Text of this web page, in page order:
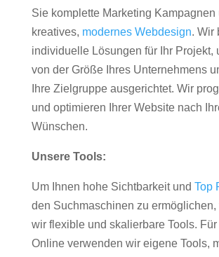
Sie komplette Marketing Kampagnen
kreatives, modernes Webdesign. Wir
individuelle Lösungen für Ihr Projekt,
von der Größe Ihres Unternehmens
Ihre Zielgruppe ausgerichtet. Wir
und optimieren Ihrer Website nach
Wünschen.
Unsere Tools:
Um Ihnen hohe Sichtbarkeit und Top
den Suchmaschinen zu ermöglichen,
wir flexible und skalierbare Tools.
Online verwenden wir eigene Tools,